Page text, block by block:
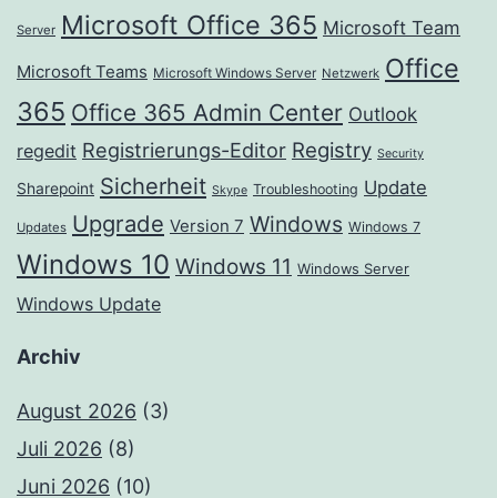
Server Microsoft Office 365 Microsoft Team
Microsoft Teams Microsoft Windows Server Netzwerk Office
365 Office 365 Admin Center Outlook
regedit Registrierungs-Editor Registry Security
Sharepoint Sicherheit Skype Troubleshooting Update
Updates Upgrade Version 7 Windows Windows 7
Windows 10 Windows 11 Windows Server
Windows Update
Archiv
August 2026 (3)
Juli 2026 (8)
Juni 2026 (10)